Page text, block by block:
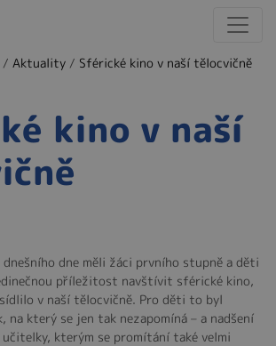
/ Aktuality / Sférické kino v naší tělocvičně
kino v naší
dnešního dne měli žáci prvního stupně a děti
příležitost navštívit sférické kino,
v naší tělocvičně. Pro děti to byl
na který se jen tak nezapomíná – a nadšení
učitelky, kterým se promítání také velmi